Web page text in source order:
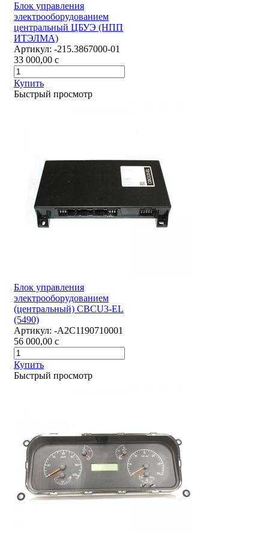
Блок управления
электрооборудованием
центральный ЦБУЭ (НПП
ИТЭЛМА)
Артикул: -215.3867000-01
33 000,00 c
Купить
Быстрый просмотр
Блок управления
электрооборудованием
(центральный) CBCU3-EL
(5490)
Артикул: -А2С1190710001
56 000,00 c
Купить
Быстрый просмотр